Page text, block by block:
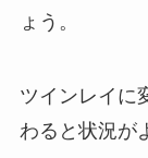
ょう。
ツインレイに
わると状況が